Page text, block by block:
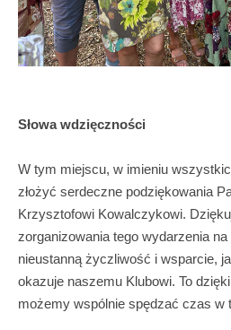
Słowa wdzięczności
W tym miejscu, w imieniu
złożyć serdeczne podziękowania
Krzysztofowi Kowalczykowi.
zorganizowania tego wydarzenia
nieustanną życzliwość i wsparcie,
okazuje naszemu Klubowi. To
możemy wspólnie spędzać czas w